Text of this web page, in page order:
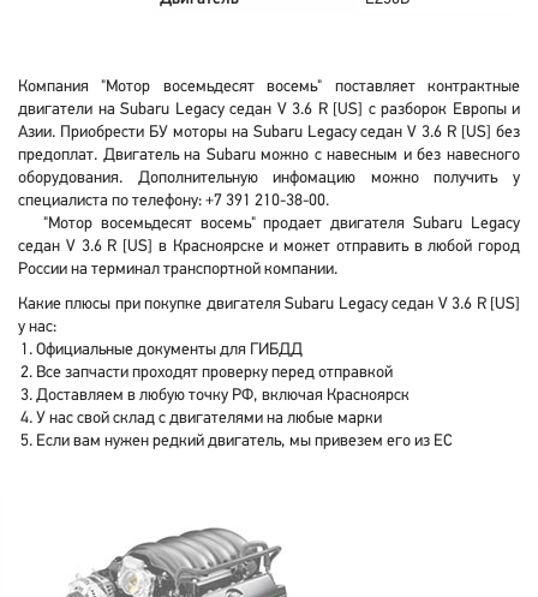
Компания "Мотор восемьдесят восемь" поставляет контрактные
двигатели на Subaru Legacy седан V 3.6 R [US] с разборок Европы и
Азии. Приобрести БУ моторы на Subaru Legacy седан V 3.6 R [US] без
предоплат. Двигатель на Subaru можно с навесным и без навесного
оборудования. Дополнительную инфомацию можно получить у
специалиста по телефону: +7 391 210-38-00.
"Мотор восемьдесят восемь" продает двигателя Subaru Legacy
седан V 3.6 R [US] в Красноярске и может отправить в любой город
России на терминал транспортной компании.
Какие плюсы при покупке двигателя Subaru Legacy седан V 3.6 R [US]
у нас:
Официальные документы для ГИБДД
Все запчасти проходят проверку перед отправкой
Доставляем в любую точку РФ, включая Красноярск
У нас свой склад с двигателями на любые марки
Если вам нужен редкий двигатель, мы привезем его из ЕС